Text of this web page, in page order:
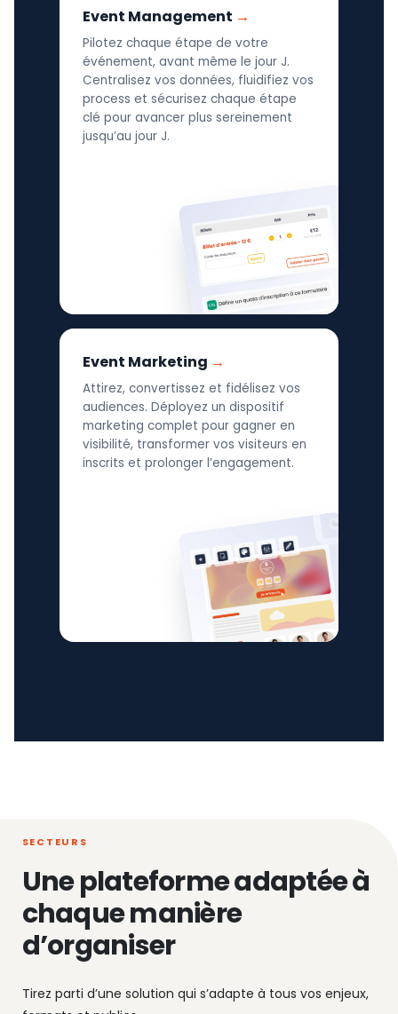
Event Management
Pilotez chaque étape de votre
événement, avant même le jour J.
Centralisez vos données, fluidifiez vos
process et sécurisez chaque étape
clé pour avancer plus sereinement
jusqu’au jour J.
Event Marketing
Attirez, convertissez et fidélisez vos
audiences. Déployez un dispositif
marketing complet pour gagner en
visibilité, transformer vos visiteurs en
inscrits et prolonger l’engagement.
SECTEURS
Une plateforme adaptée à
chaque manière
d’organiser
Tirez parti d’une solution qui s’adapte à tous vos enjeux,